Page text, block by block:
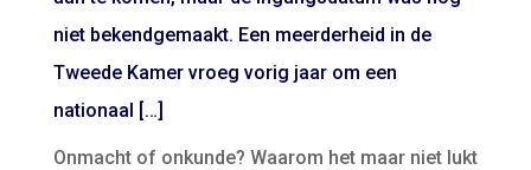
niet bekendgemaakt. Een meerderheid in de
Tweede Kamer vroeg vorig jaar om een
nationaal […]
Onmacht of onkunde? Waarom het maar niet lukt